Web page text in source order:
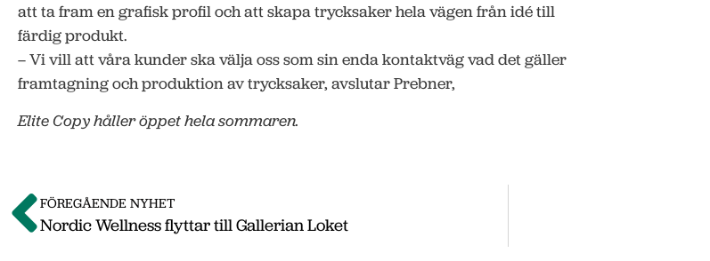
att ta fram en grafisk profil och att skapa trycksaker hela vägen från idé till
färdig produkt.
– Vi vill att våra kunder ska välja oss som sin enda kontaktväg vad det gäller
framtagning och produktion av trycksaker, avslutar Prebner,
Elite Copy håller öppet hela sommaren.
FÖREGÅENDE NYHET
Nordic Wellness flyttar till Gallerian Loket